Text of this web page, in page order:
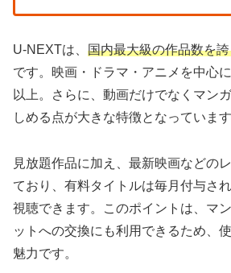
U-NEXTは、 国内最大級の作品数を
です。映画・ドラマ・アニメを中心
以上。さらに、動画だけでなくマン
しめる点が大きな特徴となっています
見放題作品に加え、最新映画などの
ており、有料タイトルは毎月付与さ
視聴できます。このポイントは、マ
ットへの交換にも利用できるため、
魅力です。